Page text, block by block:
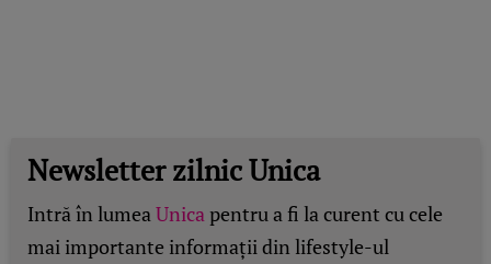
Newsletter zilnic Unica
Intră în lumeaUnicapentru a fi la curent cu cele
mai importante informații din lifestyle-ul